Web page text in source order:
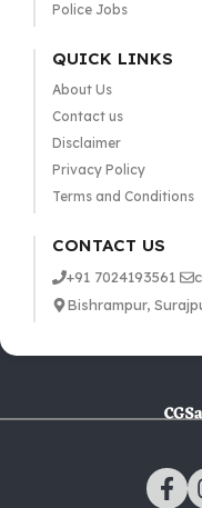
Police Jobs
QUICK LINKS
About Us
Contact us
Disclaimer
Privacy Policy
Terms and Conditions
CONTACT US
+91 7024193561
Bishrampur,